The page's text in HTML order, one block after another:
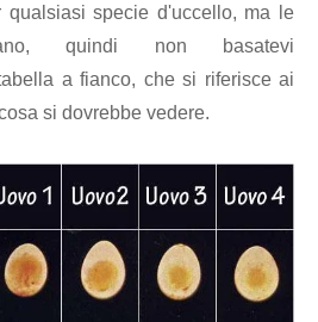
qualsiasi specie d'uccello, ma le
quindi non basatevi
a fianco, che si riferisce ai
si dovrebbe vedere.